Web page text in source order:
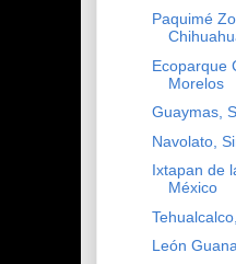
Paquimé
Ecoparque
Morelos
Guaymas,
Navolato,
Ixtapan de
México
León